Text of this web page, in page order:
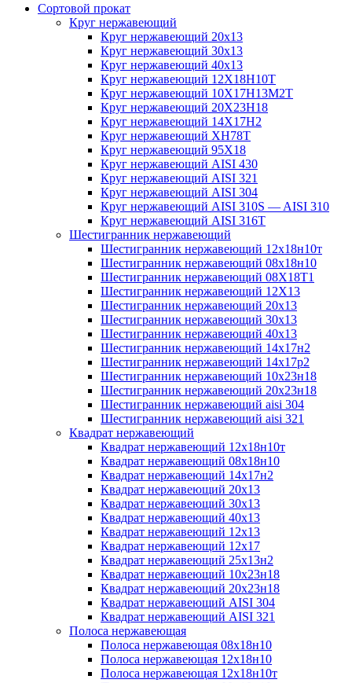
Сортовой прокат
Круг нержавеющий
Круг нержавеющий 20х13
Круг нержавеющий 30х13
Круг нержавеющий 40х13
Круг нержавеющий 12Х18Н10Т
Круг нержавеющий 10Х17Н13М2T
Круг нержавеющий 20Х23Н18
Круг нержавеющий 14Х17Н2
Круг нержавеющий ХН78Т
Круг нержавеющий 95Х18
Круг нержавеющий AISI 430
Круг нержавеющий AISI 321
Круг нержавеющий AISI 304
Круг нержавеющий AISI 310S — AISI 310
Круг нержавеющий AISI 316T
Шестигранник нержавеющий
Шестигранник нержавеющий 12х18н10т
Шестигранник нержавеющий 08х18н10
Шестигранник нержавеющий 08Х18Т1
Шестигранник нержавеющий 12Х13
Шестигранник нержавеющий 20х13
Шестигранник нержавеющий 30х13
Шестигранник нержавеющий 40х13
Шестигранник нержавеющий 14х17н2
Шестигранник нержавеющий 14х17р2
Шестигранник нержавеющий 10х23н18
Шестигранник нержавеющий 20х23н18
Шестигранник нержавеющий aisi 304
Шестигранник нержавеющий aisi 321
Квадрат нержавеющий
Квадрат нержавеющий 12х18н10т
Квадрат нержавеющий 08х18н10
Квадрат нержавеющий 14х17н2
Квадрат нержавеющий 20х13
Квадрат нержавеющий 30х13
Квадрат нержавеющий 40х13
Квадрат нержавеющий 12х13
Квадрат нержавеющий 12х17
Квадрат нержавеющий 25х13н2
Квадрат нержавеющий 10х23н18
Квадрат нержавеющий 20х23н18
Квадрат нержавеющий AISI 304
Квадрат нержавеющий AISI 321
Полоса нержавеющая
Полоса нержавеющая 08х18н10
Полоса нержавеющая 12х18н10
Полоса нержавеющая 12х18н10т